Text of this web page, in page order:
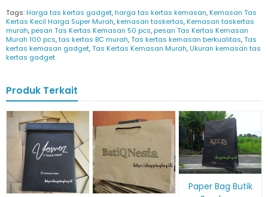
Tags:Harga tas kertas gadget,harga tas kertas kemasan,Kemasan Tas
Kertas Kecil Harga Super Murah,kemasan taskertas,Kemasan taskertas
murah,pesan Tas Kertas Kemasan 50 pcs,pesan Tas Kertas Kemasan
Murah 100 pcs,tas kertas BC murah,Tas kertas kemasan berkualitas,Tas
kertas kemasan gadget,Tas Kertas Kemasan Murah,Ukuran kemasan tas
kertas gadget
Produk Terkait
Paper Bag Butik